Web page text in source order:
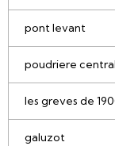
pont levant
poudriere
les greves de
galuzot